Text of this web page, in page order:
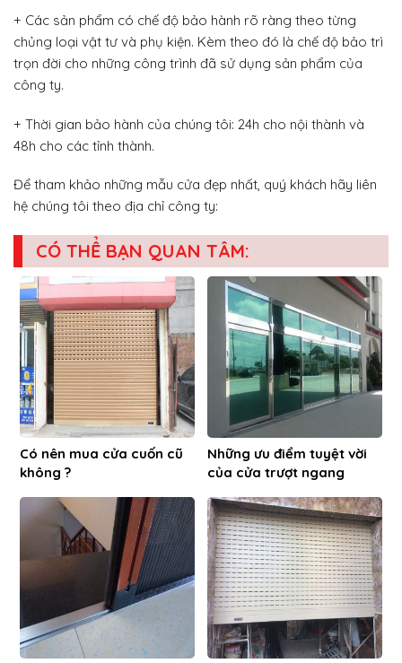
+ Các sản phẩm có chế độ bảo hành rõ ràng theo từng
chủng loại vật tư và phụ kiện. Kèm theo đó là chế độ bảo trì
trọn đời cho những công trình đã sử dụng sản phẩm của
công ty.
+ Thời gian bảo hành của chúng tôi: 24h cho nội thành và
48h cho các tỉnh thành.
Để tham khảo những mẫu cửa đẹp nhất, quý khách hãy liên
hệ chúng tôi theo địa chỉ công ty:
CÓ THỂ BẠN QUAN TÂM:
Có nên mua cửa cuốn cũ
không ?
Những ưu điểm tuyệt vời
của cửa trượt ngang